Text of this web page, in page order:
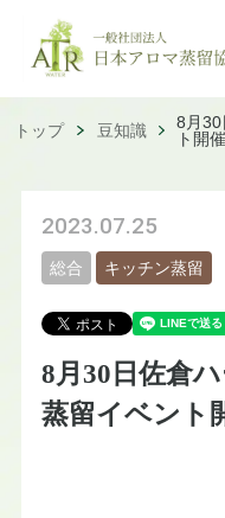
トップ 豆知識
8月
ト開催
2023.07.25
総合 キッチン蒸留
8月30日佐倉
蒸留イベント